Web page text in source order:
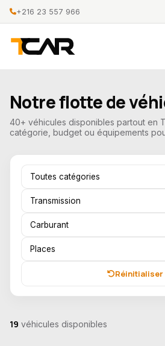
+216 23 557 966
Notre flotte de
40+ véhicules disponibles partout en
catégorie, budget ou équipements
Toutes catégories
Transmission
Carburant
Places
Réinitialiser
19 véhicules disponibles